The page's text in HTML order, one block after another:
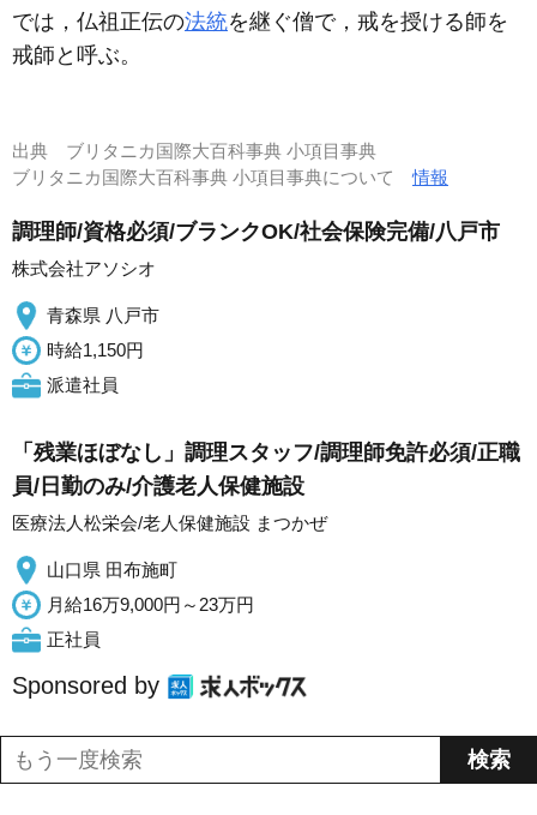
では，仏祖正伝の法統を継ぐ僧で，戒を授ける師を
戒師と呼ぶ。
出典 ブリタニカ国際大百科事典 小項目事典
ブリタニカ国際大百科事典 小項目事典について情報
調理師/資格必須/ブランクOK/社会保険完備/八戸市
株式会社アソシオ
青森県 八戸市
時給1,150円
派遣社員
「残業ほぼなし」調理スタッフ/調理師免許必須/正職
員/日勤のみ/介護老人保健施設
医療法人松栄会/老人保健施設 まつかぜ
山口県 田布施町
月給16万9,000円～23万円
正社員
Sponsored by